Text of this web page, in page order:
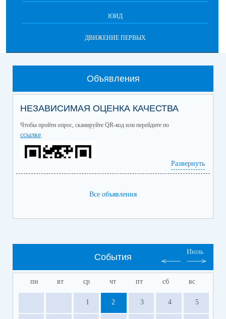
ЮИД
ДВИЖЕНИЕ ПЕРВЫХ
Объявления
НЕЗАВИСИМАЯ ОЦЕНКА КАЧЕСТВА
Чтобы пройти опрос, сканируйте QR-код или перейдите по
ссылке.
Развернуть
Все объявления
События
Июль
пн вт ср чт пт сб вс
1 2 3 4 5